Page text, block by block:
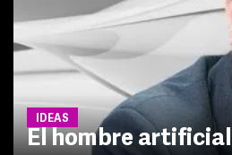
IDEAS
El hombre artificial